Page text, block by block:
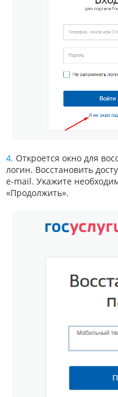
Откроется окно для
логин. Восстановить
e-mail. Укажите
«Продолжить».